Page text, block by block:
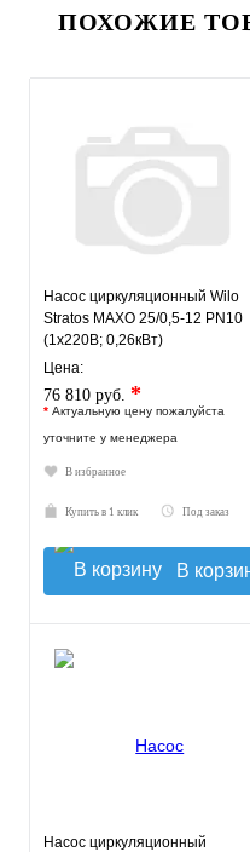
ПОХОЖИЕ
Насос циркуляционный Wilo
Stratos MAXO 25/0,5-12 PN10
(1х220В; 0,26кВт)
Цена:
76 810 руб. *
* Актуальную цену пожалуйста
уточните у менеджера
В избранное
Купить в 1 клик Под заказ
В
Насос циркуляционный